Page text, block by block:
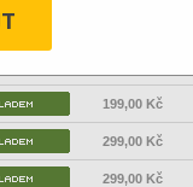
199,00 Kč
299,00 Kč
299,00 Kč